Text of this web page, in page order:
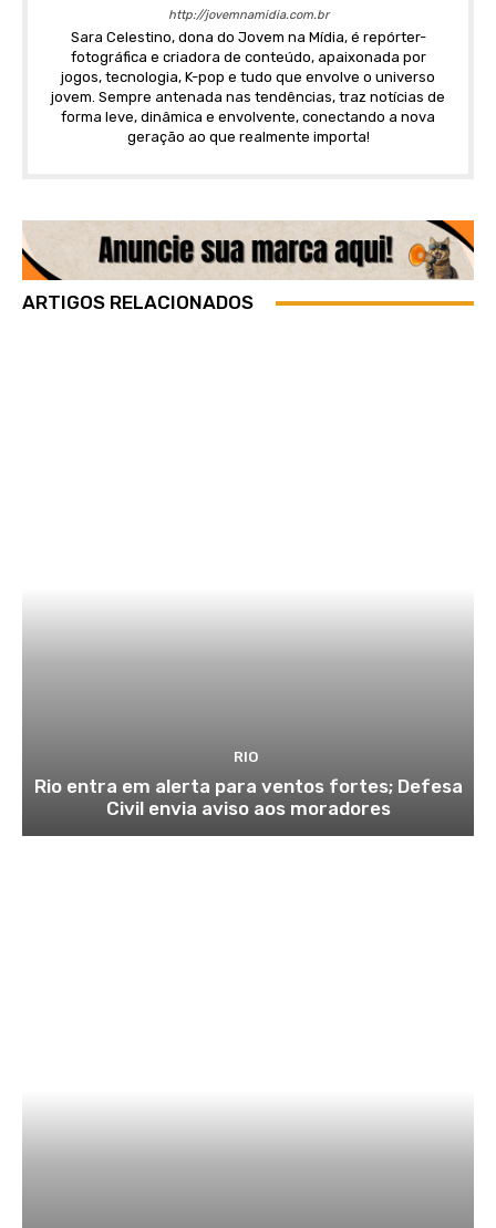
http://jovemnamidia.com.br
Sara Celestino, dona do Jovem na Mídia, é repórter-
fotográfica e criadora de conteúdo, apaixonada por
jogos, tecnologia, K-pop e tudo que envolve o universo
jovem. Sempre antenada nas tendências, traz notícias de
forma leve, dinâmica e envolvente, conectando a nova
geração ao que realmente importa!
ARTIGOS RELACIONADOS
RIO
Rio entra em alerta para ventos fortes; Defesa
Civil envia aviso aos moradores